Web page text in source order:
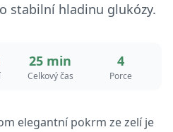
stabilní hladinu glukózy.
25 min
Celkový čas
4
Porce
elegantní pokrm ze zelí je